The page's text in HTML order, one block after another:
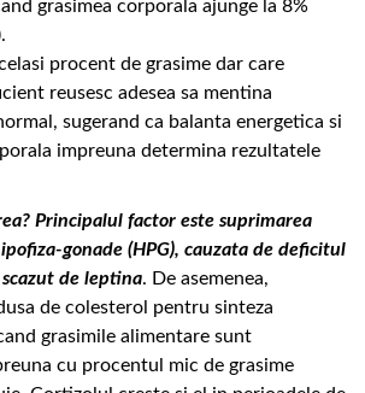
grasimea corporala ajunge la 8%
procent de grasime dar care
reusesc adesea sa mentina
sugerand ca balanta energetica si
impreuna determina rezultatele
Principalul factor este suprimarea
gonade (HPG), cauzata de deficitul
de leptina. De asemenea,
de colesterol pentru sinteza
grasimile alimentare sunt
cu procentul mic de grasime